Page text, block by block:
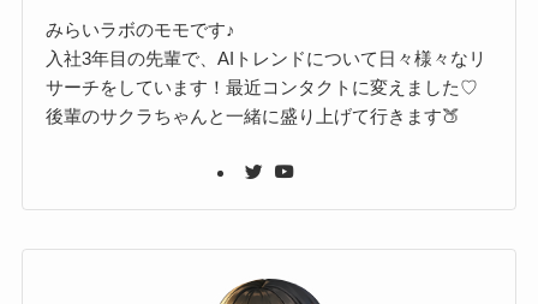
みらいラボのモモです♪
入社3年目の先輩で、AIトレンドについて日々様々なリ
サーチをしています！最近コンタクトに変えました♡
後輩のサクラちゃんと一緒に盛り上げて行きます🍑